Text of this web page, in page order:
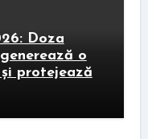
Doza
o
protejează